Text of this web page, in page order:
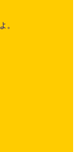
。